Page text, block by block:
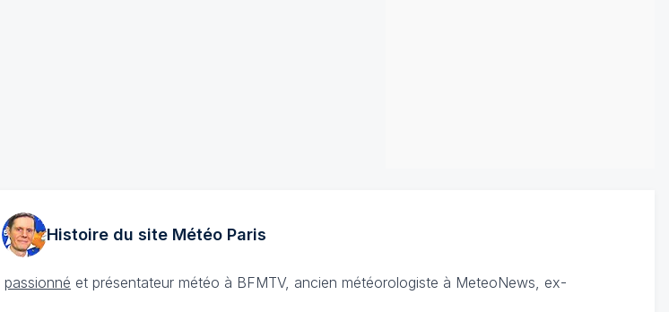
Histoire du site MétéoParis
passionné et présentateur météo à BFMTV, ancien météorologiste à MeteoNews, ex-